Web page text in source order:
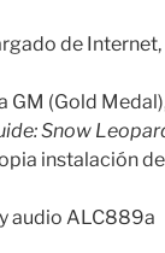
de
(Gold
Snow
instalación
audio ALC889a